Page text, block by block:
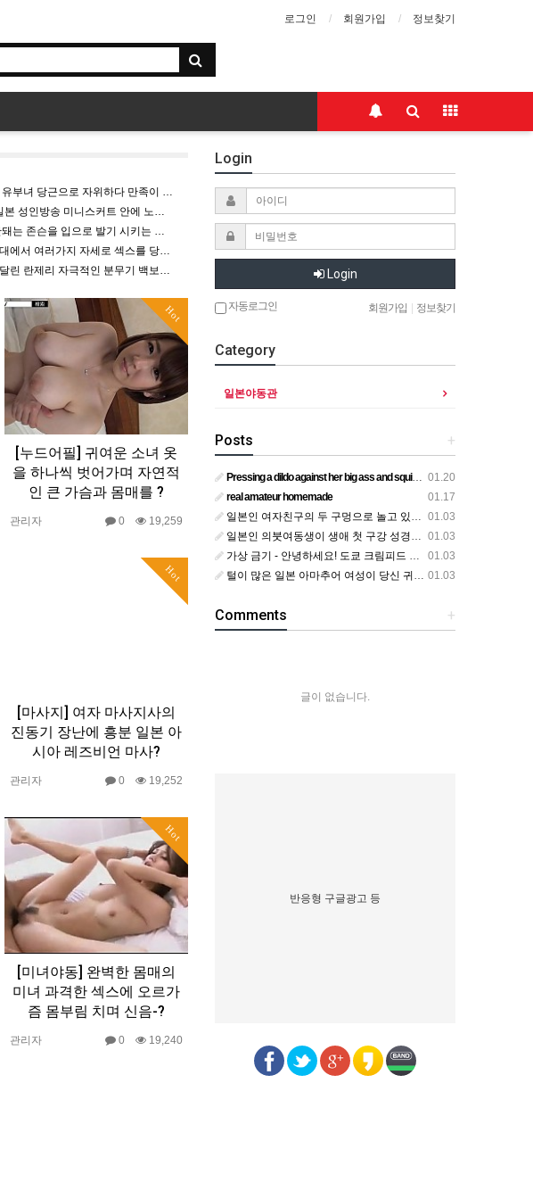
로그인 회원가입 정보찾기
녀 당근으로 자위하다 만족이 안?
성인방송 미니스커트 안에 노팬티
존슨을 입으로 발기 시키는 구강
서 여러가지 자세로 섹스를 당하며
란제리 자극적인 분무기 백보지에
Hot
[누드어필] 귀여운 소녀 옷
을 하나씩 벗어가며 자연적
인 큰 가슴과 몸매를 ?
관리자 0 19,259
Hot
[마사지] 여자 마사지사의
진동기 장난에 흥분 일본 아
시아 레즈비언 마사?
관리자 0 19,252
Hot
[미녀야동] 완벽한 몸매의
미녀 과격한 섹스에 오르가
즘 몸부림 치며 신음-?
관리자 0 19,240
Login
Login
자동로그인 회원가입 정보찾기
Category
일본야동관
+
Posts
01.20
Pressing a dildo against her big ass and squirting from below
01.17
real amateur homemade
01.03
일본인 여자친구의 두 구멍으로 놀고 있어요
01.03
일본인 의붓여동생이 생애 첫 구강 성경험을 공개하다
01.03
가상 금기 - 안녕하세요! 도쿄 크림피드 시엘에서
01.03
털이 많은 일본 아마추어 여성이 당신 귀에 대고 신음하며 자위합니다. 그녀가 오르가즘에 도달하는 모습을 보세요?
+
Comments
글이 없습니다.
반응형 구글광고 등